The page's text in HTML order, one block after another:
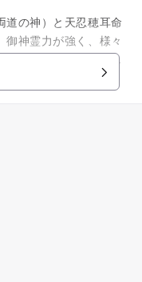
道の神）と天忍穂耳命
御神霊力が強く、様々
社」とも呼ばれ、梅雨